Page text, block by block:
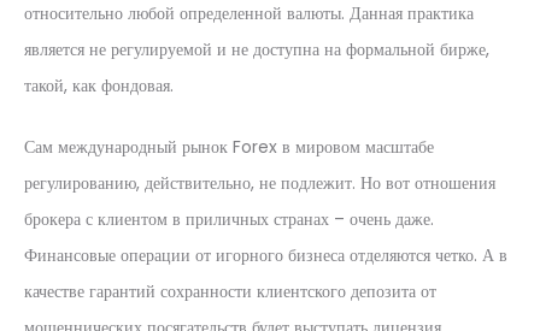
относительно любой определенной валюты. Данная практика
является не регулируемой и не доступна на формальной бирже,
такой, как фондовая.
Сам международный рынок Forex в мировом масштабе
регулированию, действительно, не подлежит. Но вот отношения
брокера с клиентом в приличных странах – очень даже.
Финансовые операции от игорного бизнеса отделяются четко. А в
качестве гарантий сохранности клиентского депозита от